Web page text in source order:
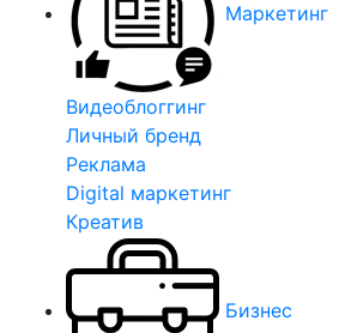
Маркетинг
Видеоблоггинг
Личный бренд
Реклама
Digital маркетинг
Креатив
Бизнес